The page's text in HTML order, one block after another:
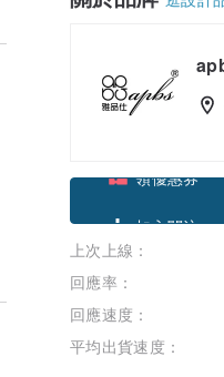
加入關注
上次上線：
回應率：
回應速度：
平均出貨速度：